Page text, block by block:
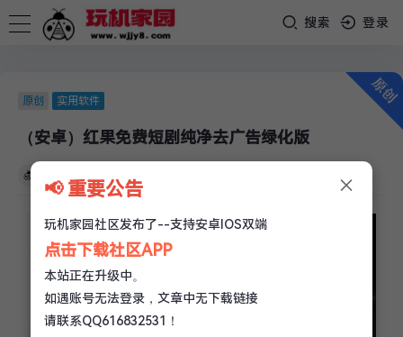
搜索 登录
原创 实用软件
（安卓）红果免费短剧纯净去广告绿化版
×
📢 重要公告
玩机家园社区发布了--支持安卓IOS双端
点击下载社区APP
本站正在升级中。
如遇账号无法登录，文章中无下载链接
请联系QQ616832531！